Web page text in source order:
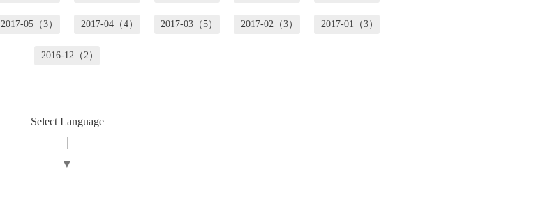
2017-05（3） 2017-04（4） 2017-03（5） 2017-02（3） 2017-01（3）
2016-12（2）
Select Language
▼